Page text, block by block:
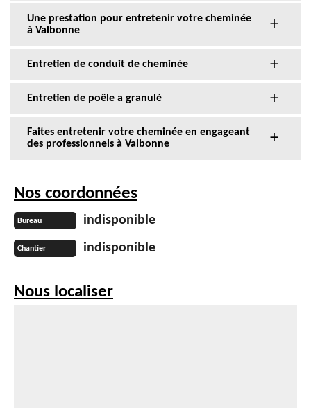
Une prestation pour entretenir votre cheminée
à Valbonne
Entretien de conduit de cheminée
Entretien de poêle a granulé
Faites entretenir votre cheminée en engageant
des professionnels à Valbonne
Nos coordonnées
Bureau indisponible
Chantier indisponible
Nous localiser